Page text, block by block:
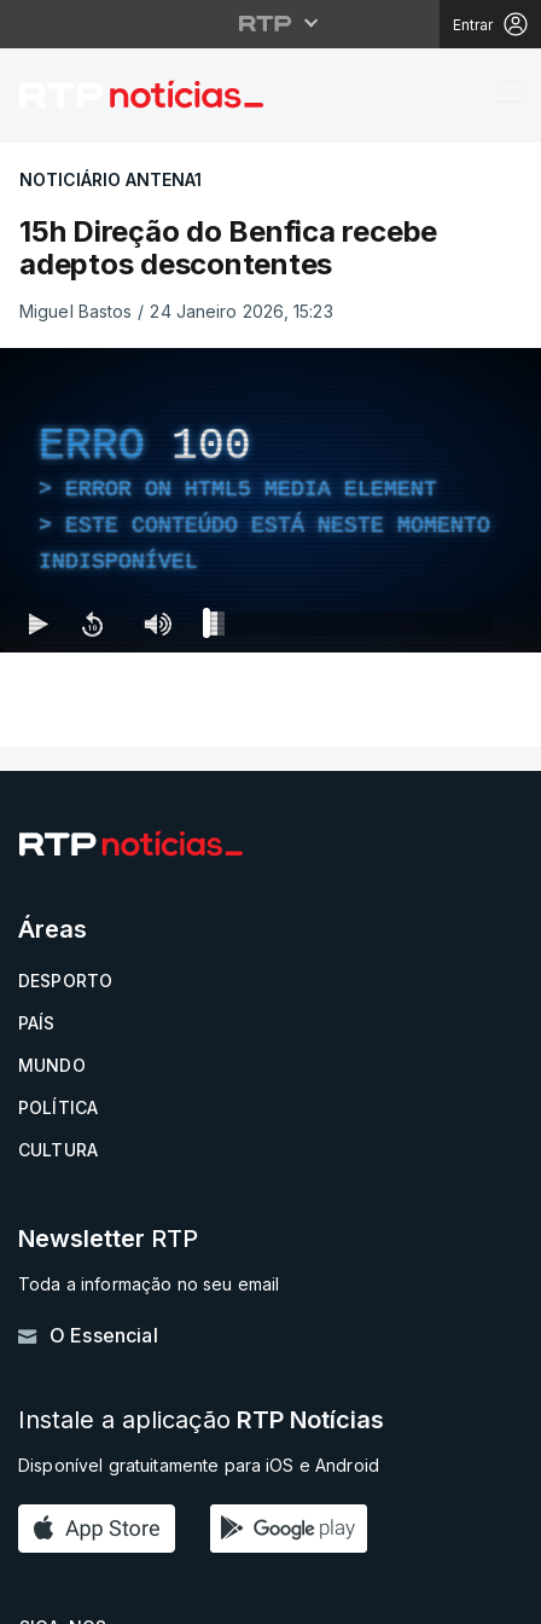
Entrar
15h Direção do
NOTICIÁRIO ANTENA1
15h Direção do Benfica recebe
adeptos descontentes
Miguel Bastos / 24 Janeiro 2026, 15:23
ERRO 100
ERROR ON HTML5 MEDIA ELEMENT
ESTE CONTEÚDO ESTÁ NESTE MOMENTO
INDISPONÍVEL
Áreas
DESPORTO
PAÍS
MUNDO
POLÍTICA
CULTURA
Newsletter RTP
Toda a informação no seu email
O Essencial
Instale a aplicação RTP Notícias
Disponível gratuitamente para iOS e Android